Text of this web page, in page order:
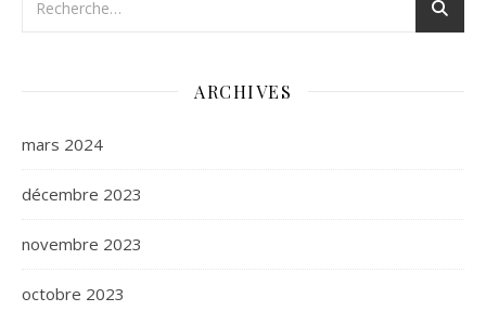
ARCHIVES
mars 2024
décembre 2023
novembre 2023
octobre 2023